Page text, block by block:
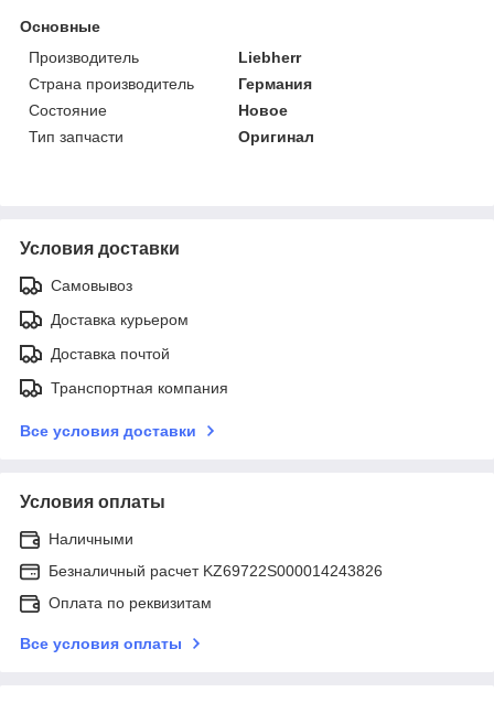
Основные
Производитель
Liebherr
Страна производитель
Германия
Состояние
Новое
Тип запчасти
Оригинал
Условия доставки
Самовывоз
Доставка курьером
Доставка почтой
Транспортная компания
Все условия доставки
Условия оплаты
Наличными
Безналичный расчет KZ69722S000014243826
Оплата по реквизитам
Все условия оплаты